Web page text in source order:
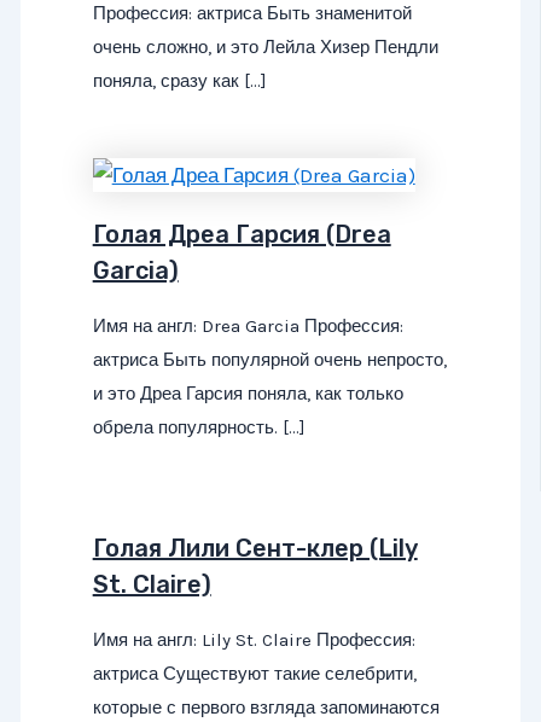
Профессия: актриса Быть знаменитой
очень сложно, и это Лейла Хизер Пендли
поняла, сразу как […]
Голая Дреа Гарсия (Drea
Garcia)
Имя на англ: Drea Garcia Профессия:
актриса Быть популярной очень непросто,
и это Дреа Гарсия поняла, как только
обрела популярность. […]
Голая Лили Сент-клер (Lily
St. Claire)
Имя на англ: Lily St. Claire Профессия:
актриса Существуют такие селебрити,
которые с первого взгляда запоминаются